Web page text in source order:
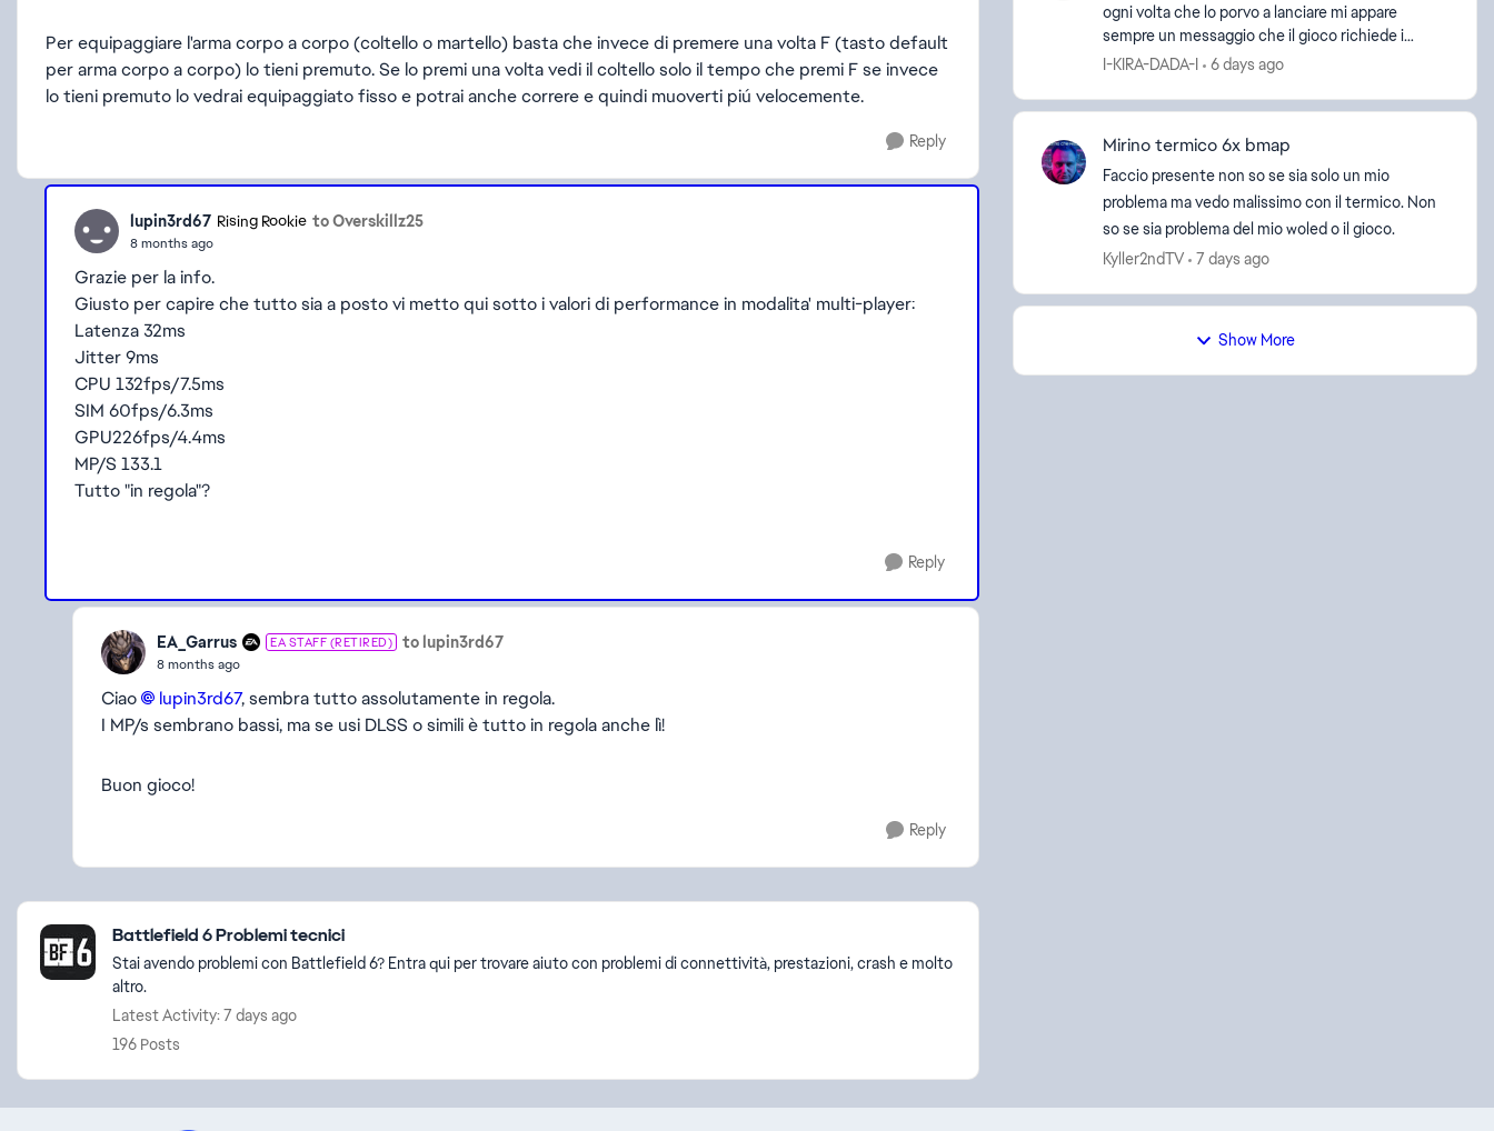
Per equipaggiare l'arma corpo a corpo (coltello o martello) basta che invece di premere una volta F (tasto default
per arma corpo a corpo) lo tieni premuto. Se lo premi una volta vedi il coltello solo il tempo che premi F se invece
lo tieni premuto lo vedrai equipaggiato fisso e potrai anche correre e quindi muoverti piú velocemente.
Reply
lupin3rd67 Rising Rookie to Overskillz25
8 months ago
Grazie per la info.
Giusto per capire che tutto sia a posto vi metto qui sotto i valori di performance in modalita' multi-player:
Latenza 32ms
Jitter 9ms
CPU 132fps/7.5ms
SIM 60fps/6.3ms
GPU226fps/4.4ms
MP/S 133.1
Tutto "in regola"?
Reply
EA_Garrus EA STAFF (RETIRED) to lupin3rd67
8 months ago
Ciao lupin3rd67​, sembra tutto assolutamente in regola.
I MP/s sembrano bassi, ma se usi DLSS o simili è tutto in regola anche lì!
Buon gioco!
Reply
Featured Places
Battlefield 6 Problemi tecnici
Stai avendo problemi con Battlefield 6? Entra qui per trovare aiuto con problemi di connettività, prestazioni, crash e molto
altro.
Latest Activity: 7 days ago
196 Posts
ogni volta che lo porvo a lanciare mi appare
sempre un messaggio che il gioco richiede i
privilegi di amministratore e se voglio autorizzare
I-KIRA-DADA-I 6 days ago
Mirino termico 6x bmap
Faccio presente non so se sia solo un mio
problema ma vedo malissimo con il termico. Non
so se sia problema del mio woled o il gioco.
Kyller2ndTV
7 days ago
Show More